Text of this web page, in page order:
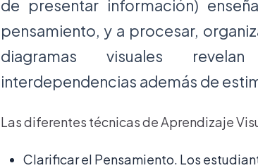
de presentar información)
pensamiento, y a procesar,
diagramas visuales
interdependencias además de
Las diferentes técnicas de Aprendizaje
Clarificar el Pensamiento. Los